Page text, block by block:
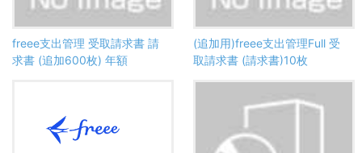
freee支出管理 受取請求書 請
求書 (追加600枚) 年額
(追加用)freee支出管理Full 受
取請求書 (請求書)10枚